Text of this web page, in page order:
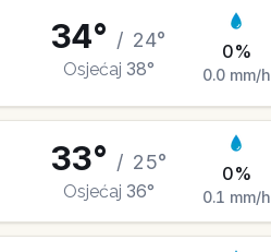
34° / 24°
Osjećaj 38°
0%
0.0mm/h
33° / 25°
Osjećaj 36°
0%
0.1 mm/h